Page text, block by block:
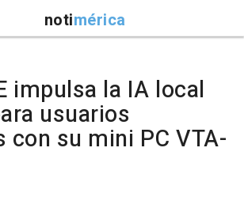
notimérica
impulsa la IA local
usuarios
con su mini PC VTA-